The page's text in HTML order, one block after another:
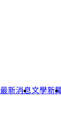
最新消息文學新